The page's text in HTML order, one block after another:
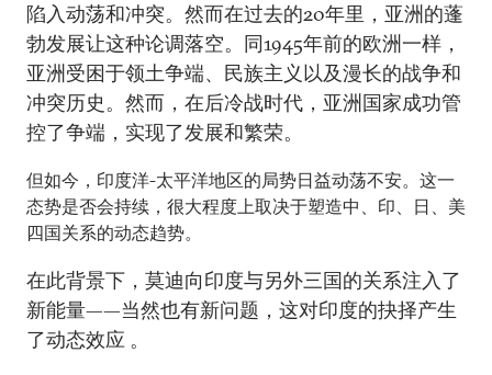
陷入动荡和冲突。然而在过去的20年里，亚洲的蓬
勃发展让这种论调落空。同1945年前的欧洲一样，
亚洲受困于领土争端、民族主义以及漫长的战争和
冲突历史。然而，在后冷战时代，亚洲国家成功管
控了争端，实现了发展和繁荣。
但如今，印度洋-太平洋地区的局势日益动荡不安。这一
态势是否会持续，很大程度上取决于塑造中、印、日、美
四国关系的动态趋势。
在此背景下，莫迪向印度与另外三国的关系注入了
新能量——当然也有新问题，这对印度的抉择产生
了动态效应 。